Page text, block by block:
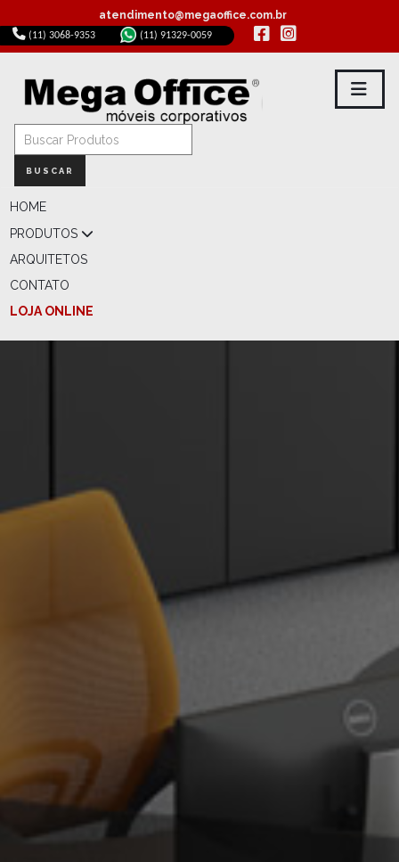
atendimento@megaoffice.com.br
(11) 3068-9353 (11) 91329-0059
BUSCAR
HOME
PRODUTOS
ARQUITETOS
CONTATO
LOJA ONLINE